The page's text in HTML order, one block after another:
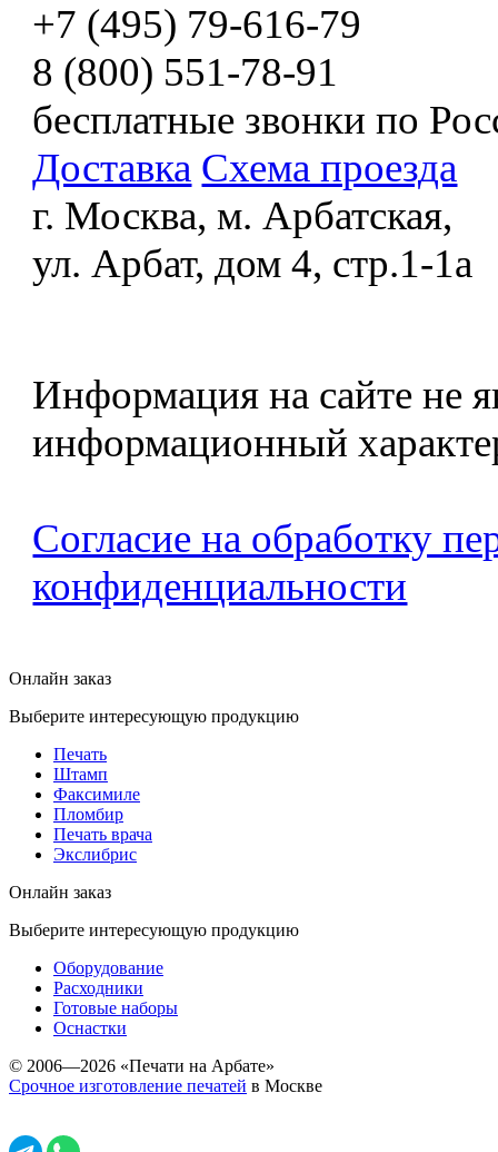
+7 (495) 79-616-79
8 (800) 551-78-91
бесплатные звонки по
Доставка Схема проезда
г. Москва, м. Арбатская,
ул. Арбат, дом 4, стр.1-1а
Информация на сайте не
информационный
Согласие на обработку
конфиденциальности
Онлайн заказ
Выберите интересующую продукцию
Печать
Штамп
Факсимиле
Пломбир
Печать врача
Экслибрис
Онлайн заказ
Выберите интересующую продукцию
Оборудование
Расходники
Готовые наборы
Оснастки
© 2006—2026 «Печати на Арбате»
Срочное изготовление печатей в Москве